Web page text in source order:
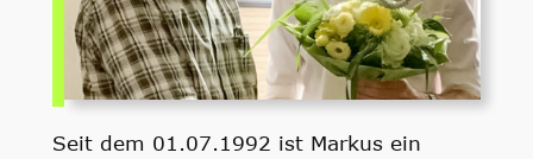
Seit dem 01.07.1992 ist Markus ein